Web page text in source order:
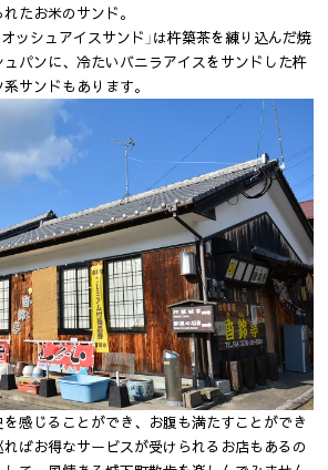
たお米のサンド。
オッシュアイスサンド」は杵築茶を練り込んだ焼
パンに、冷たいバニラアイスをサンドした杵
サンドもあります。
感じることができ、お腹も満たすことができ
ばお得なサービスが受けられるお店もあるの